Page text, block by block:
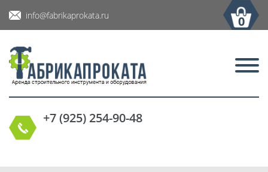
info@fabrikaprokata.ru 0
+7 (925) 254-90-48